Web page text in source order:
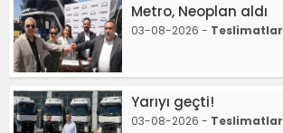
Metro, Neoplan aldı
03-08-2026 - Teslimatlar
Yarıyı geçti!
03-08-2026 - Teslimatlar